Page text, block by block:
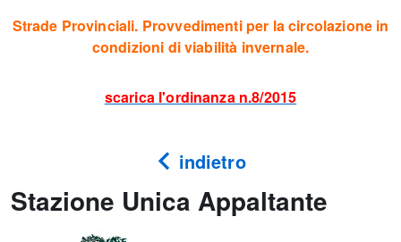
Strade Provinciali. Provvedimenti per la circolazione in
condizioni di viabilità invernale.
scarica l'ordinanza n.8/2015
indietro
Stazione Unica Appaltante